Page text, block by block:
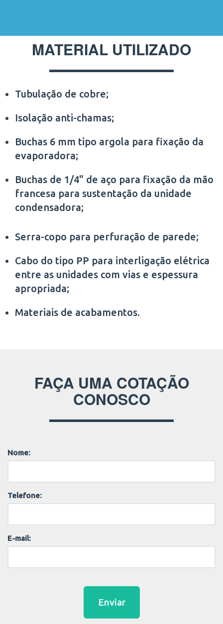
MATERIAL UTILIZADO
Tubulação de cobre;
Isolação anti-chamas;
Buchas 6 mm tipo argola para fixação da
evaporadora;
Buchas de 1/4" de aço para fixação da mão
francesa para sustentação da unidade
condensadora;
Serra-copo para perfuração de parede;
Cabo do tipo PP para interligação elétrica
entre as unidades com vias e espessura
apropriada;
Materiais de acabamentos.
FAÇA UMA COTAÇÃO
CONOSCO
Nome:
Telefone:
E-mail:
Enviar